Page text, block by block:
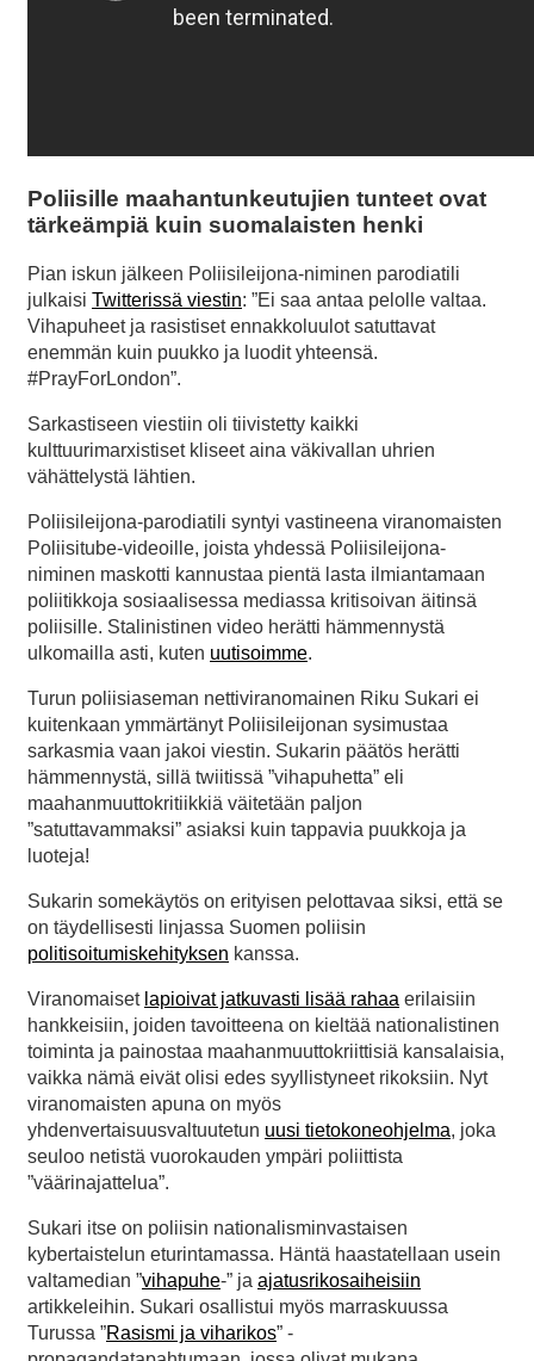
Poliisille maahantunkeutujien tunteet ovat
tärkeämpiä kuin suomalaisten henki
Pian iskun jälkeen Poliisileijona-niminen parodiatili
julkaisi Twitterissä viestin: ”Ei saa antaa pelolle valtaa.
Vihapuheet ja rasistiset ennakkoluulot satuttavat
enemmän kuin puukko ja luodit yhteensä.
#PrayForLondon”.
Sarkastiseen viestiin oli tiivistetty kaikki
kulttuurimarxistiset kliseet aina väkivallan uhrien
vähättelystä lähtien.
Poliisileijona-parodiatili syntyi vastineena viranomaisten
Poliisitube-videoille, joista yhdessä Poliisileijona-
niminen maskotti kannustaa pientä lasta ilmiantamaan
poliitikkoja sosiaalisessa mediassa kritisoivan äitinsä
poliisille. Stalinistinen video herätti hämmennystä
ulkomailla asti, kuten uutisoimme.
Turun poliisiaseman nettiviranomainen Riku Sukari ei
kuitenkaan ymmärtänyt Poliisileijonan sysimustaa
sarkasmia vaan jakoi viestin. Sukarin päätös herätti
hämmennystä, sillä twiitissä ”vihapuhetta” eli
maahanmuuttokritiikkiä väitetään paljon
”satuttavammaksi” asiaksi kuin tappavia puukkoja ja
luoteja!
Sukarin somekäytös on erityisen pelottavaa siksi, että se
on täydellisesti linjassa Suomen poliisin
politisoitumiskehityksen kanssa.
Viranomaiset lapioivat jatkuvasti lisää rahaa erilaisiin
hankkeisiin, joiden tavoitteena on kieltää nationalistinen
toiminta ja painostaa maahanmuuttokriittisiä kansalaisia,
vaikka nämä eivät olisi edes syyllistyneet rikoksiin. Nyt
viranomaisten apuna on myös
yhdenvertaisuusvaltuutetun uusi tietokoneohjelma, joka
seuloo netistä vuorokauden ympäri poliittista
”väärinajattelua”.
Sukari itse on poliisin nationalisminvastaisen
kybertaistelun eturintamassa. Häntä haastatellaan usein
valtamedian ”vihapuhe-” ja ajatusrikosaiheisiin
artikkeleihin. Sukari osallistui myös marraskuussa
Turussa ”Rasismi ja viharikos” -